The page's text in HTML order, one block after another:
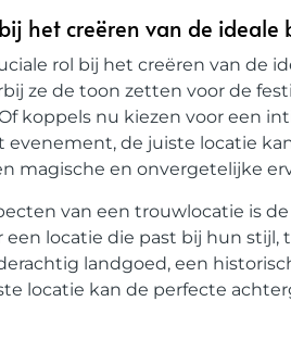
het creëren van de
rol bij het creëren van de
ze de toon zetten voor de
koppels nu kiezen voor een
evenement, de juiste locatie
magische en onvergetelijke
van een trouwlocatie is
locatie die past bij hun stijl,
landgoed, een
locatie kan de perfecte